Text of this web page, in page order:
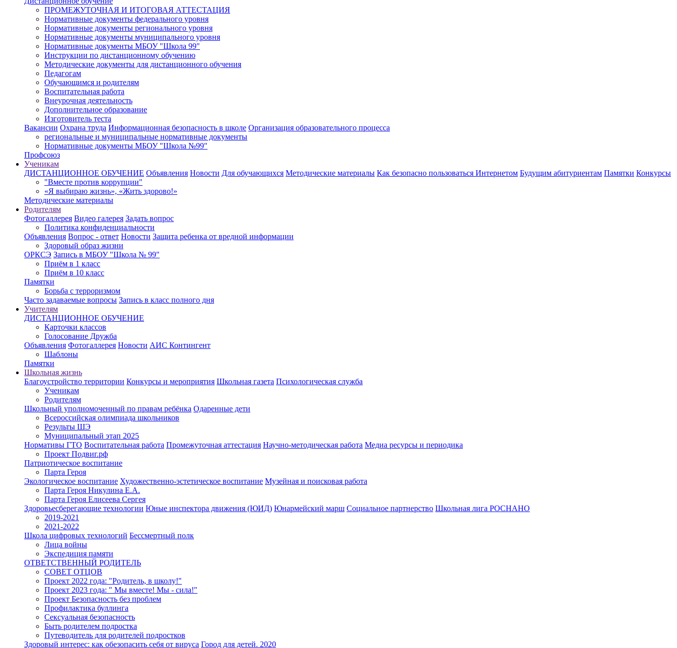
ПРОМЕЖУТОЧНАЯ И ИТОГОВАЯ АТТЕСТАЦИЯ
Нормативные документы федерального уровня
Нормативные документы регионального уровня
Нормативные документы муниципального уровня
Нормативные документы МБОУ "Школа 99"
Инструкции по дистанционному обучению
Методические документы для дистанционного обучения
Педагогам
Обучающимся и родителям
Воспитательная работа
Внеурочная деятельность
Дополнительное образование
Изготовитель теста
Вакансии Охрана труда Информационная безопасность в школе Организация образовательного процесса
региональные и муниципальные нормативные документы
Нормативные документы МБОУ "Школа №99"
Профсоюз
Ученикам
ДИСТАНЦИОННОЕ ОБУЧЕНИЕ Объявления Новости Для обучающихся Методические материалы Как безопасно пользоваться Интернетом Будущим абитуриентам Памятки Конкурсы
"Вместе против коррупции"
«Я выбираю жизнь», «Жить здорово!»
Методические материалы
Родителям
Фотогаллерея Видео галерея Задать вопрос
Политика конфиденциальности
Объявления Вопрос - ответ Новости Защита ребенка от вредной информации
Здоровый образ жизни
ОРКСЭ Запись в МБОУ "Школа № 99"
Приём в 1 класс
Приём в 10 класс
Памятки
Борьба с терроризмом
Часто задаваемые вопросы Запись в класс полного дня
Учителям
ДИСТАНЦИОННОЕ ОБУЧЕНИЕ
Карточки классов
Голосование Дружба
Объявления Фотогаллерея Новости АИС Контингент
Шаблоны
Памятки
Школьная жизнь
Благоустройство территории Конкурсы и мероприятия Школьная газета Психологическая служба
Ученикам
Родителям
Школьный уполномоченный по правам ребёнка Одаренные дети
Всероссийская олимпиада школьников
Результы ШЭ
Муниципальный этап 2025
Нормативы ГТО Воспитательная работа Промежуточная аттестация Научно-методическая работа Медиа ресурсы и периодика
Проект Подвиг.рф
Патриотическое воспитание
Парта Героя
Экологическое воспитание Художественно-эстетическое воспитание Музейная и поисковая работа
Парта Героя Никулина Е.А.
Парта Героя Елисеева Сергея
Здоровьесберегающие технологии Юные инспектора движения (ЮИД) Юнармейский марш Социальное партнерство Школьная лига РОСНАНО
2019-2021
2021-2022
Школа цифровых технологий Бессмертный полк
Лица войны
Экспедиция памяти
ОТВЕТСТВЕННЫЙ РОДИТЕЛЬ
СОВЕТ ОТЦОВ
Проект 2022 года: "Родитель, в школу!"
Проект 2023 года: " Мы вместе! Мы - сила!"
Проект Безопасность без проблем
Профилактика буллинга
Сексуальная безопасность
Быть родителем подростка
Путеводитель для родителей подростков
Здоровый интерес: как обезопасить себя от вируса Город для детей. 2020